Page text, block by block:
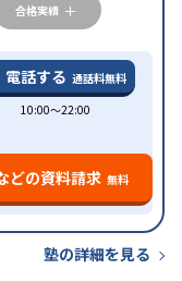
合格実績
電話する 通話料無料
10:00〜22:00
どの資料請求 無料
塾の詳細を見る